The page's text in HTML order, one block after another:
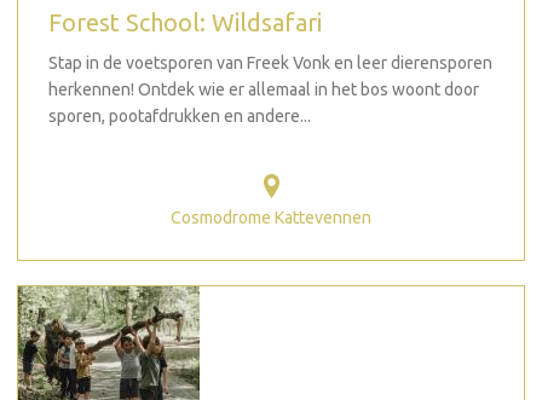
Forest School: Wildsafari
Stap in de voetsporen van Freek Vonk en leer dierensporen
herkennen! Ontdek wie er allemaal in het bos woont door
sporen, pootafdrukken en andere...
Cosmodrome Kattevennen